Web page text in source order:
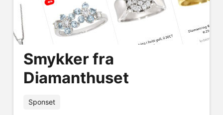
Smykker fra
Diamanthuset
Sponset